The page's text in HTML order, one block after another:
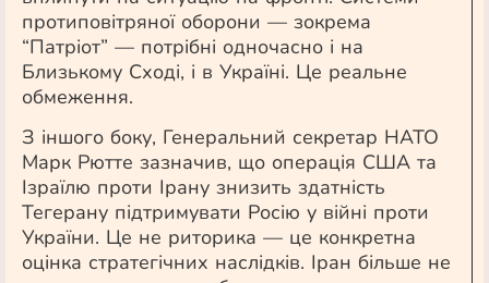
протиповітряної оборони — зокрема
“Патріот” — потрібні одночасно і на
Близькому Сході, і в Україні. Це реальне
обмеження.
З іншого боку, Генеральний секретар НАТО
Марк Рютте зазначив, що операція США та
Ізраїлю проти Ірану знизить здатність
Тегерану підтримувати Росію у війні проти
України. Це не риторика — це конкретна
оцінка стратегічних наслідків. Іран більше не